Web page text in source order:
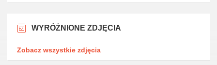
WYRÓŻNIONE ZDJĘCIA
Zobacz wszystkie zdjęcia